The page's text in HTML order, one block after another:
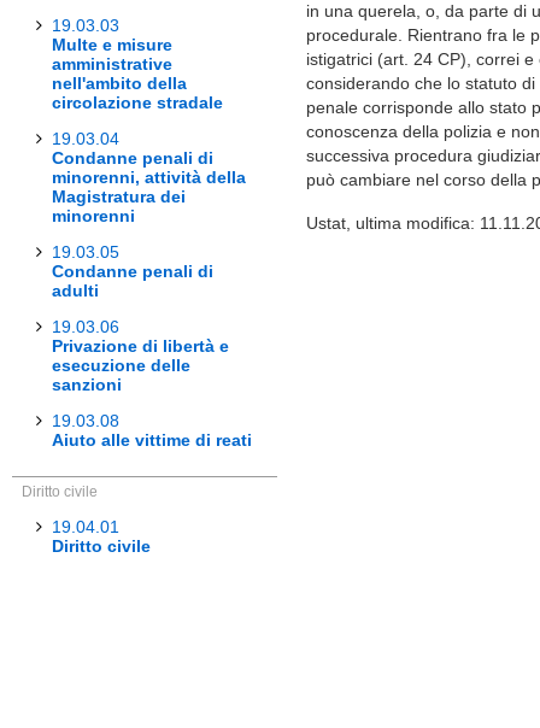
19.03.03
Multe e misure
amministrative
nell'ambito della
circolazione stradale
19.03.04
Condanne penali di
minorenni, attività della
Magistratura dei
minorenni
19.03.05
Condanne penali di
adulti
19.03.06
Privazione di libertà e
esecuzione delle
sanzioni
19.03.08
Aiuto alle vittime di reati
Diritto civile
19.04.01
Diritto civile
in una querela, o, da parte di
procedurale. Rientrano fra le
istigatrici (art. 24 CP), correi
considerando che lo statuto
penale corrisponde allo stato
conoscenza della polizia e
successiva procedura
può cambiare nel corso della
Ustat, ultima modifica: